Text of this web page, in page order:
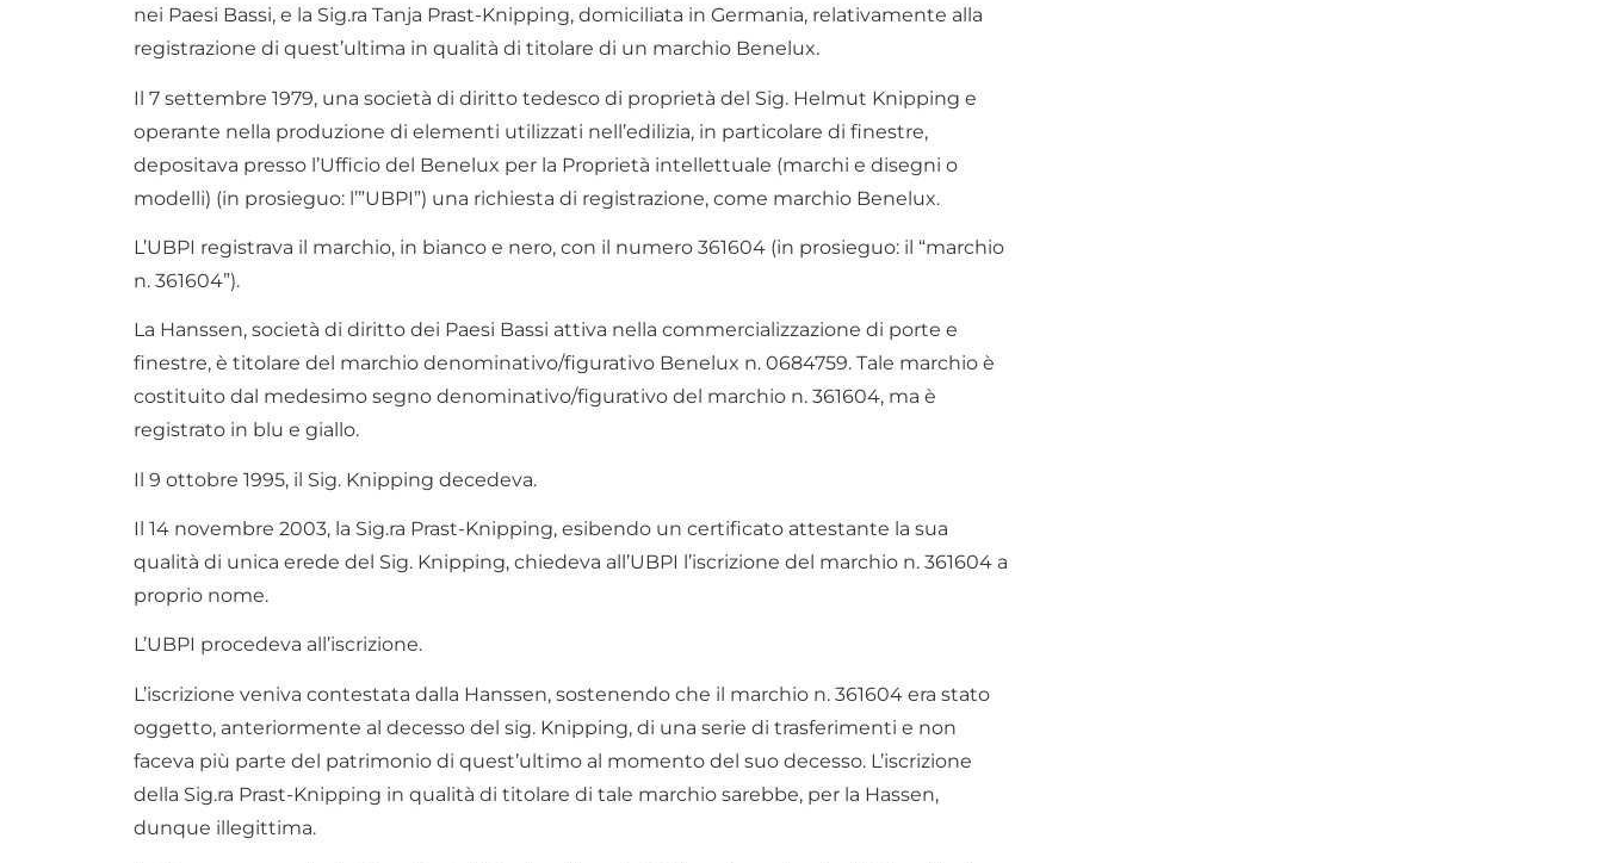
nei Paesi Bassi, e la Sig.ra Tanja Prast-Knipping, domiciliata in Germania, relativamente alla
registrazione di quest’ultima in qualità di titolare di un marchio Benelux.
Il 7 settembre 1979, una società di diritto tedesco di proprietà del Sig. Helmut Knipping e
operante nella produzione di elementi utilizzati nell’edilizia, in particolare di finestre,
depositava presso l’Ufficio del Benelux per la Proprietà intellettuale (marchi e disegni o
modelli) (in prosieguo: l’”UBPI”) una richiesta di registrazione, come marchio Benelux.
L’UBPI registrava il marchio, in bianco e nero, con il numero 361604 (in prosieguo: il “marchio
n. 361604”).
La Hanssen, società di diritto dei Paesi Bassi attiva nella commercializzazione di porte e
finestre, è titolare del marchio denominativo/figurativo Benelux n. 0684759. Tale marchio è
costituito dal medesimo segno denominativo/figurativo del marchio n. 361604, ma è
registrato in blu e giallo.
Il 9 ottobre 1995, il Sig. Knipping decedeva.
Il 14 novembre 2003, la Sig.ra Prast-Knipping, esibendo un certificato attestante la sua
qualità di unica erede del Sig. Knipping, chiedeva all’UBPI l’iscrizione del marchio n. 361604 a
proprio nome.
L’UBPI procedeva all’iscrizione.
L’iscrizione veniva contestata dalla Hanssen, sostenendo che il marchio n. 361604 era stato
oggetto, anteriormente al decesso del sig. Knipping, di una serie di trasferimenti e non
faceva più parte del patrimonio di quest’ultimo al momento del suo decesso. L’iscrizione
della Sig.ra Prast-Knipping in qualità di titolare di tale marchio sarebbe, per la Hassen,
dunque illegittima.